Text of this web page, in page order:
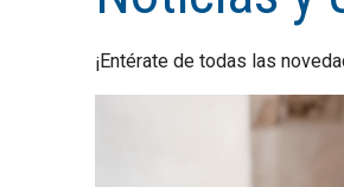
¡Entérate de todas las